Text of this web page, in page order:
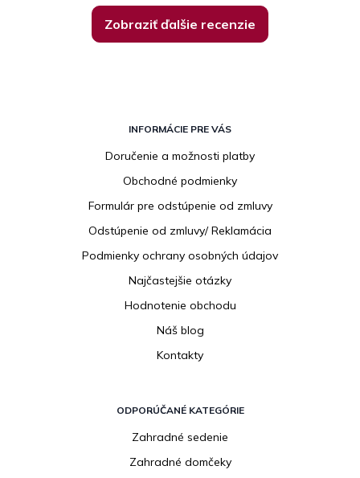
Zobraziť ďalšie recenzie
INFORMÁCIE PRE VÁS
Doručenie a možnosti platby
Obchodné podmienky
Formulár pre odstúpenie od zmluvy
Odstúpenie od zmluvy/ Reklamácia
Podmienky ochrany osobných údajov
Najčastejšie otázky
Hodnotenie obchodu
Náš blog
Kontakty
ODPORÚČANÉ KATEGÓRIE
Zahradné sedenie
Zahradné domčeky